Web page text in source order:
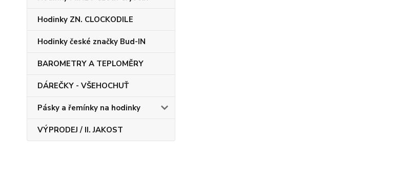
Hodinky ZN. CLOCKODILE
Hodinky české značky Bud-IN
BAROMETRY A TEPLOMĚRY
DÁREČKY - VŠEHOCHUŤ
Pásky a řemínky na hodinky
VÝPRODEJ / II. JAKOST